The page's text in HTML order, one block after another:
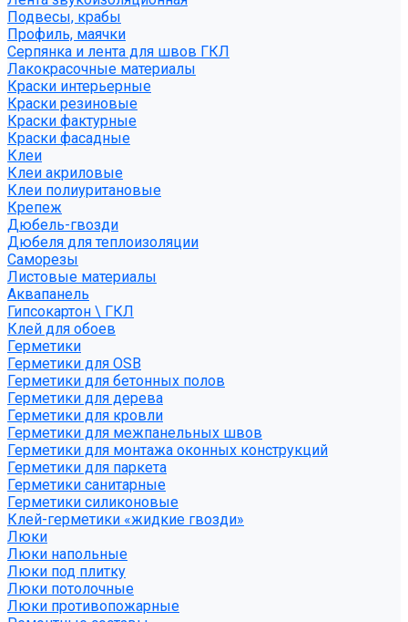
Подвесы, крабы
Профиль, маячки
Серпянка и лента для швов ГКЛ
Лакокрасочные материалы
Краски интерьерные
Краски резиновые
Краски фактурные
Краски фасадные
Клеи
Клеи акриловые
Клеи полиуритановые
Крепеж
Дюбель-гвозди
Дюбеля для теплоизоляции
Саморезы
Листовые материалы
Аквапанель
Гипсокартон \ ГКЛ
Клей для обоев
Герметики
Герметики для OSB
Герметики для бетонных полов
Герметики для дерева
Герметики для кровли
Герметики для межпанельных швов
Герметики для монтажа оконных конструкций
Герметики для паркета
Герметики санитарные
Герметики силиконовые
Клей-герметики «жидкие гвозди»
Люки
Люки напольные
Люки под плитку
Люки потолочные
Люки противопожарные